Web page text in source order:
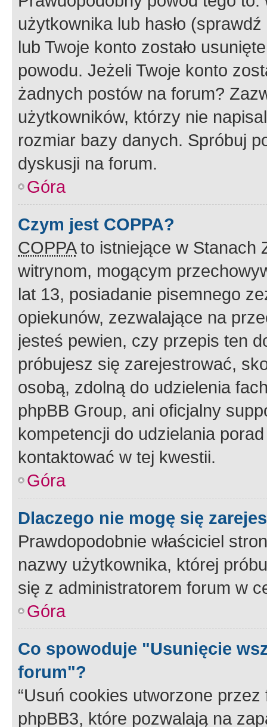
użytkownika lub hasło
lub Twoje konto zostało
powodu. Jeżeli Twoje konto
żadnych postów na forum?
użytkowników, którzy nie
rozmiar bazy danych. Spróbuj
dyskusji na forum.
Góra
Czym jest COPPA?
COPPAto istniejące w Stanach
witrynom, mogącym
lat 13, posiadanie pisemnego
opiekunów, zezwalające na
jesteś pewien, czy przepis ten
próbujesz się zarejestrować,
osobą, zdolną do udzielenia
phpBB Group, ani oficjalny
kompetencji do udzielania
kontaktować w tej kwestii.
Góra
Dlaczego nie mogę się
Prawdopodobnie właściciel
nazwy użytkownika, której
się z administratorem forum w
Góra
Co spowoduje "Usunięcie
forum"?
“Usuń cookies utworzone
phpBB3, które pozwalają na